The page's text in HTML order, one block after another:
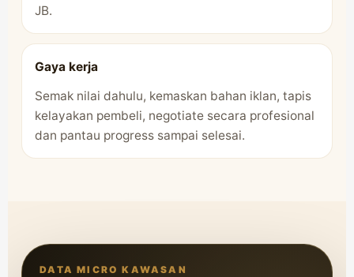
JB.
Gaya kerja
Semak nilai dahulu, kemaskan bahan iklan, tapis
kelayakan pembeli, negotiate secara profesional
dan pantau progress sampai selesai.
DATA MICRO KAWASAN